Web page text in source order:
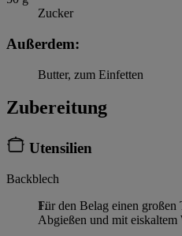
Zucker
Außerdem:
Butter, zum Einfetten
Zubereitung
Utensilien
Backblech
Für den Belag einen
Abgießen und mit eiskaltem